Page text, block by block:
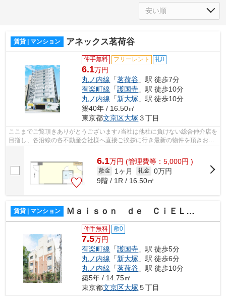
賃貸 | マンション アネックス茗荷谷
仲手無料 フリーレント 礼0
6.1万円
丸ノ内線 「茗荷谷 」駅 徒歩7分
有楽町線 「護国寺 」駅 徒歩10分
丸ノ内線 「新大塚 」駅 徒歩10分
築40年 / 16.50㎡
東京都文京区大塚３丁目
ここまでご覧頂きありがとうございます♪当社は他社に負けない総合仲介店を
目指し、各沿線の各不動産会社様へ直接ご挨拶に行き最新の物件を頂きお客
6.1万円 (管理費等：5,000円 )
敷金 1ヶ月 礼金 0万円
9階 / 1R / 16.50㎡
賃貸 | マンション Ｍａｉｓｏｎ ｄｅ ＣｉＥＬ Ⅴ
仲手無料 敷0
7.5万円
有楽町線 「護国寺 」駅 徒歩5分
丸ノ内線 「新大塚 」駅 徒歩6分
丸ノ内線 「茗荷谷 」駅 徒歩10分
築5年 / 14.75㎡
東京都文京区大塚 ５丁目